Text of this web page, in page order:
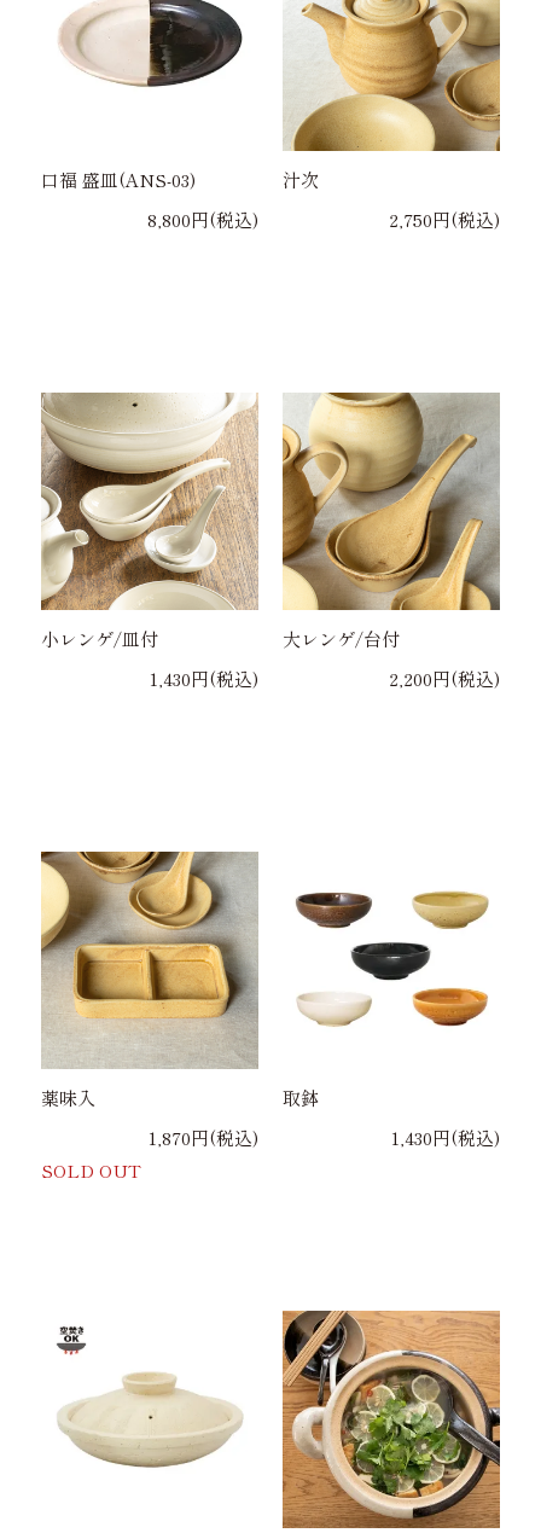
口福 盛皿(ANS-03)
8,800円(税込)
汁次
2,750円(税込)
小レンゲ/皿付
1,430円(税込)
大レンゲ/台付
2,200円(税込)
薬味入
1,870円(税込)
SOLD OUT
取鉢
1,430円(税込)